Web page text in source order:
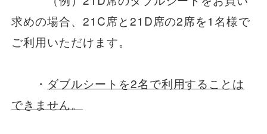
求めの場合、21C席と21D席の2席を1名様で
ご利用いただけます。
・ ダブルシートを2名で利用することは
できません。